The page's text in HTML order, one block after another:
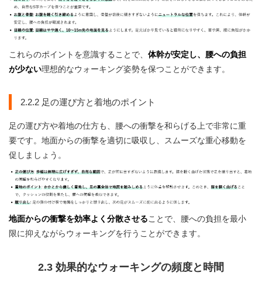
これらのポイントを意識することで、 体幹が安定し、腰への負担
が少ない理想的なウォーキング姿勢を保つことができます。
2.2.2 足の運び方と着地のポイント
足の運び方や着地の仕方も、腰への衝撃を和らげる上で非常に重
要です。地面からの衝撃を適切に吸収し、スムーズな重心移動を
促しましょう。
地面からの衝撃を効率よく分散させることで、腰への負担を最小
限に抑えながらウォーキングを行うことができます。
2.3 効果的なウォーキングの頻度と時間